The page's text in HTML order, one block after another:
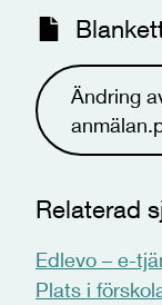
Ändring
Relaterad
Edlevo – e-
Plats i